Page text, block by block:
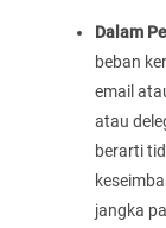
Dalam
beban
email
atau
berarti
jangka